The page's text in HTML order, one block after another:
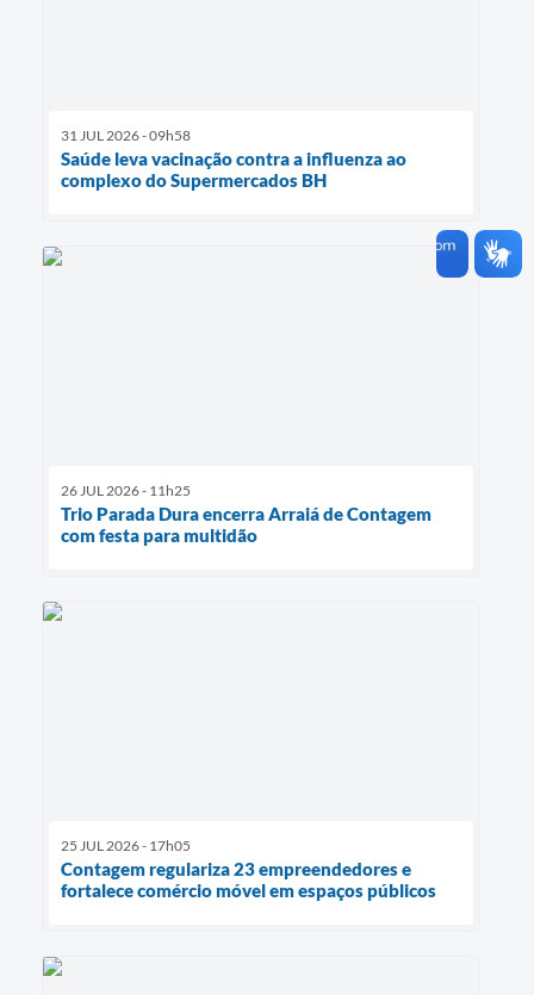
31 JUL 2026 - 09h58
Saúde leva vacinação contra a influenza ao
complexo do Supermercados BH
26 JUL 2026 - 11h25
Trio Parada Dura encerra Arraiá de Contagem
com festa para multidão
25 JUL 2026 - 17h05
Contagem regulariza 23 empreendedores e
fortalece comércio móvel em espaços públicos